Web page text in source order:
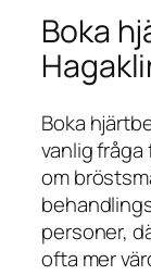
Boka
Boka
vanlig
om
personer,
ofta mer